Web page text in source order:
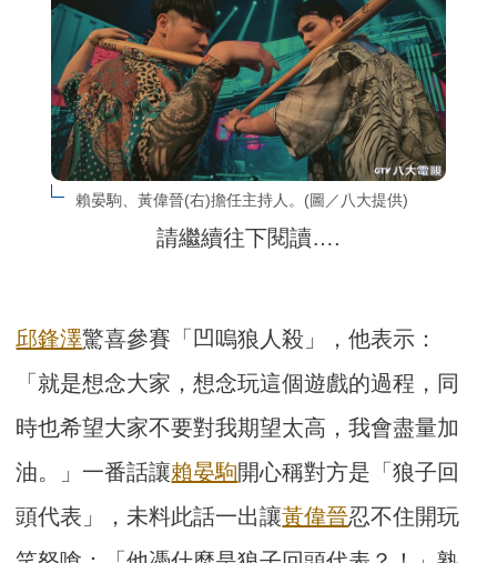
賴晏駒、黃偉晉(右)擔任主持人。(圖／八大提供)
請繼續往下閱讀….
邱鋒澤驚喜參賽「凹嗚狼人殺」，他表示：
「就是想念大家，想念玩這個遊戲的過程，同
時也希望大家不要對我期望太高，我會盡量加
油。」一番話讓賴晏駒開心稱對方是「狼子回
頭代表」，未料此話一出讓黃偉晉忍不住開玩